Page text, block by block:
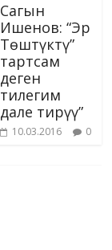
Сагын
Ишенов: “Эр
Төштүктү”
тартсам
деген
тилегим
дале тирүү”
10.03.2016 0